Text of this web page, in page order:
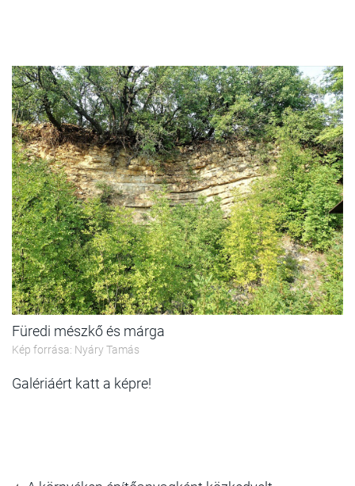
Füredi mészkő és márga
Kép forrása: Nyáry Tamás
Galériáért katt a képre!